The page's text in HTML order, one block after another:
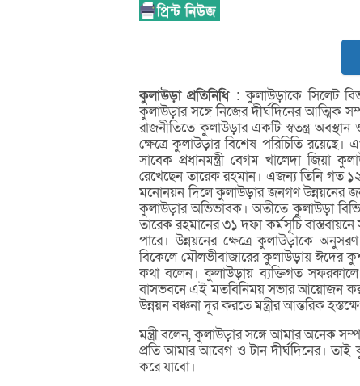
কুলাউড়া প্রতিনিধি: কুলাউড়াকে সিলেট
কুলাউড়ার সঙ্গে নিজের দীর্ঘদিনের আত্মিক
রাজনীতিতে কুলাউড়ার একটি স্বতন্ত্র
ক্ষেত্রে কুলাউড়ার বিশেষ পরিচিতি
সাবেক প্রধানমন্ত্রী বেগম খালেদা জিয়া
রেখেছেন তারেক রহমান। এজন্য তিনি গত
মনোনয়ন দিলে কুলাউড়ার জনগণ উন্নয়নের
কুলাউড়ার অভিভাবক। অতীতে কুলাউড়া
তারেক রহমানের ৩১ দফা কর্মসূচি
পারে। উন্নয়নের ক্ষেত্রে কুলাউড়াকে
বিকেলে মৌলভীবাজারের কুলাউড়ায় ঈদের
কথা বলেন। কুলাউড়ায় ব্যক্তিগত
বাসভবনে এই মতবিনিময় সভার আয়োজন
উন্নয়ন বঞ্চনা দূর করতে মন্ত্রীর আন্তরিক
মন্ত্রী বলেন, কুলাউড়ার সঙ্গে আমার অনেক
প্রতি আমার আবেগ ও টান দীর্ঘদিনের।
করে যাবো।